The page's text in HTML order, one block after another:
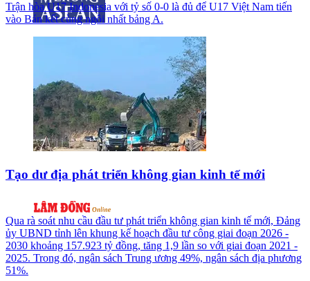
Trận hòa U17 Indonesia với tỷ số 0-0 là đủ để U17 Việt Nam tiến
vào Bán kết cùng ngôi nhất bảng A.
Tạo dư địa phát triển không gian kinh tế mới
Qua rà soát nhu cầu đầu tư phát triển không gian kinh tế mới, Đảng
ủy UBND tỉnh lên khung kế hoạch đầu tư công giai đoạn 2026 -
2030 khoảng 157.923 tỷ đồng, tăng 1,9 lần so với giai đoạn 2021 -
2025. Trong đó, ngân sách Trung ương 49%, ngân sách địa phương
51%.